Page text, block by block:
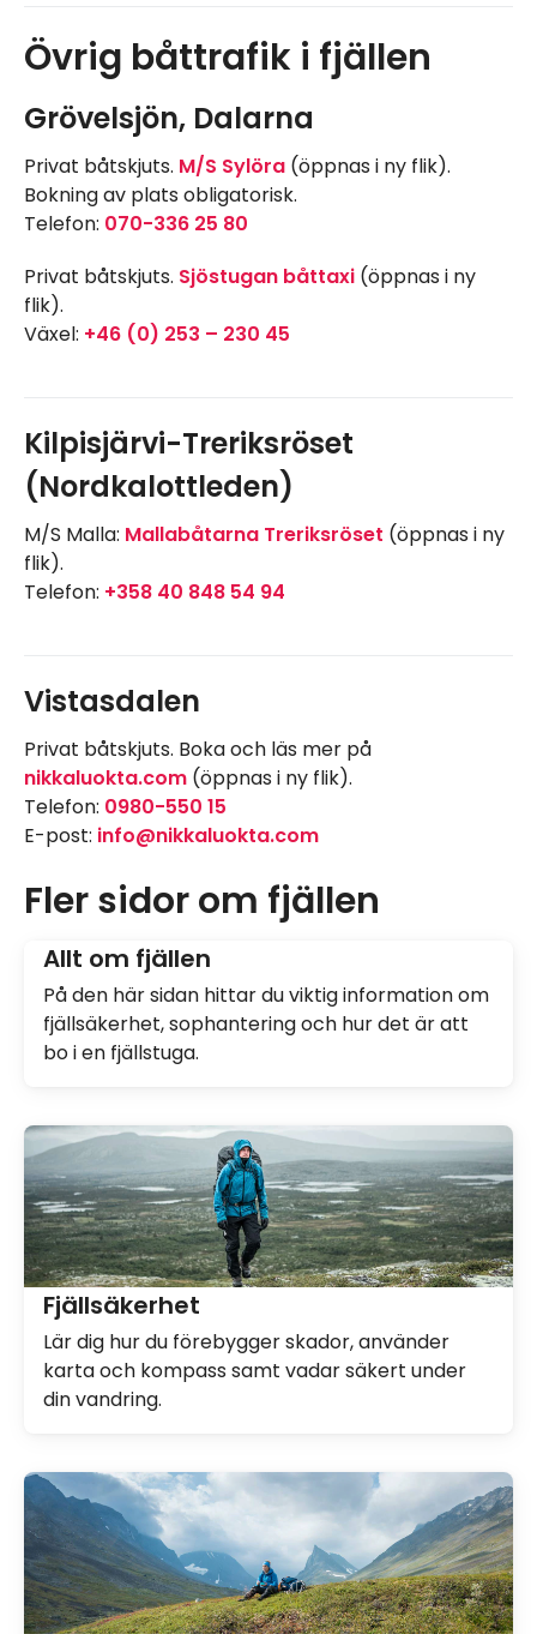
Övrig båttrafik i fjällen
Grövelsjön, Dalarna
Privat båtskjuts. M/S Sylöra (öppnas i ny flik).
Bokning av plats obligatorisk.
Telefon: 070-336 25 80
Privat båtskjuts. Sjöstugan båttaxi (öppnas i ny
flik).
Växel: +46 (0) 253 – 230 45
Kilpisjärvi-Treriksröset
(Nordkalottleden)
M/S Malla: Mallabåtarna Treriksröset (öppnas i ny
flik).
Telefon: +358 40 848 54 94
Vistasdalen
Privat båtskjuts. Boka och läs mer på
nikkaluokta.com (öppnas i ny flik).
Telefon: 0980-550 15
E-post: info@nikkaluokta.com
Fler sidor om fjällen
Allt om fjällen
På den här sidan hittar du viktig information om
fjällsäkerhet, sophantering och hur det är att
bo i en fjällstuga.
Fjällsäkerhet
Lär dig hur du förebygger skador, använder
karta och kompass samt vadar säkert under
din vandring.